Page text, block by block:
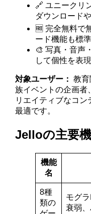
🔗 ユニークリ
ダウンロード
🆓 完全無料で
ード機能も標
🎨 写真・音声
して個性を表現
対象ユーザー： 教
族イベントの企画者
リエイティブなコ
最適です。
Jelloの主要
機能
名
8種
類の
モグ
衰弱